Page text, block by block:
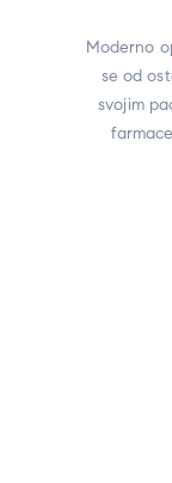
Moderno
se od
svojim